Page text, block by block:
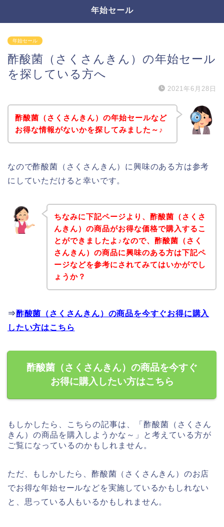
年始セール
年始セール
酢酸菌（さくさんきん）の年始セール
を探している方へ
2021年6月28日
酢酸菌（さくさんきん）の年始セールなど
お得な情報がないかを探してみました～♪
なので酢酸菌（さくさんきん）に興味のある方は参考
にしていただけると幸いです。
ちなみに下記ページより、酢酸菌（さくさ
んきん）の商品がお得な価格で購入するこ
とができましたよ♪なので、酢酸菌（さく
さんきん）の商品に興味のある方は下記ペ
ージなどを参考にされてみてはいかがでし
ょうか？
⇒酢酸菌（さくさんきん）の商品を今すぐお得に購入
したい方はこちら
酢酸菌（さくさんきん）の商品を今すぐ
お得に購入したい方はこちら
もしかしたら、こちらの記事は、「酢酸菌（さくさん
きん）の商品を購入しようかな～」と考えている方が
ご覧になっているのかもしれません。
ただ、もしかしたら、酢酸菌（さくさんきん）のお店
でお得な年始セールなどを実施しているかもしれない
と、思っている人もいるかもしれません。